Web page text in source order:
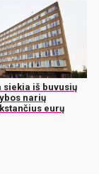
siekia iš buvusių
narių
eurų